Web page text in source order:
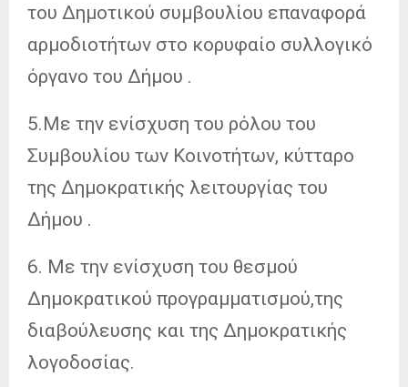
του Δημοτικού συμβουλίου επαναφορά
αρμοδιοτήτων στο κορυφαίο συλλογικό
όργανο του Δήμου .
5.Με την ενίσχυση του ρόλου του
Συμβουλίου των Κοινοτήτων, κύτταρο
της Δημοκρατικής λειτουργίας του
Δήμου .
6. Με την ενίσχυση του θεσμού
Δημοκρατικού προγραμματισμού,της
διαβούλευσης και της Δημοκρατικής
λογοδοσίας.